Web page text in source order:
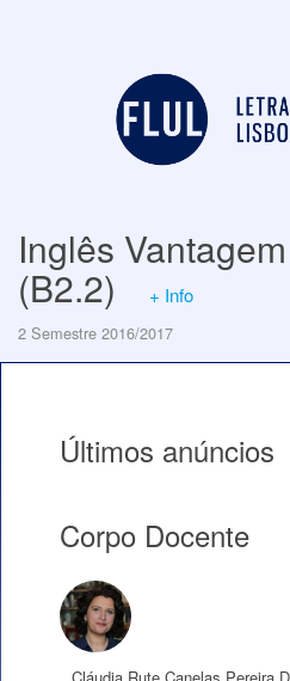
Inglês
(B2.2) + Info
2 Semestre 2016/2017
Últimos anúncios
Corpo Docente